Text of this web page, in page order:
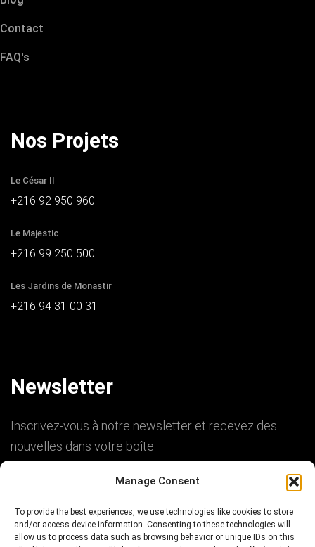
Manage Consent
To provide the best experiences, we use technologies like cookies to store
and/or access device information. Consenting to these technologies will
allow us to process data such as browsing behavior or unique IDs on this
Contact
FAQ's
Nos Projets
Le César II
+216 92 950 960
Le Majestic
+216 99 250 500
Les Jardins de Monastir
+216 94 31 00 31
Newsletter
Inscrivez-vous à notre newsletter et recevez des
nouvelles dans votre boîte
+216 73 36 79 96 contact@sarraj-immobilier.com